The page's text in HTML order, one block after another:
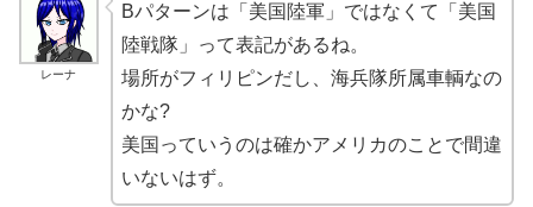
レーナ
Bパターンは「美国陸軍」ではなくて「美国
陸戦隊」って表記があるね。
場所がフィリピンだし、海兵隊所属車輌なの
かな?
美国っていうのは確かアメリカのことで間違
いないはず。